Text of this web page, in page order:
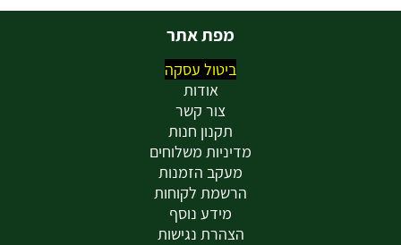
מפת אתר
ביטול עסקה
אודות
צור קשר
תקנון חנות
מדיניות משלוחים
מעקב הזמנות
הרשמת לקוחות
מידע נוסף
הצהרת נגישות